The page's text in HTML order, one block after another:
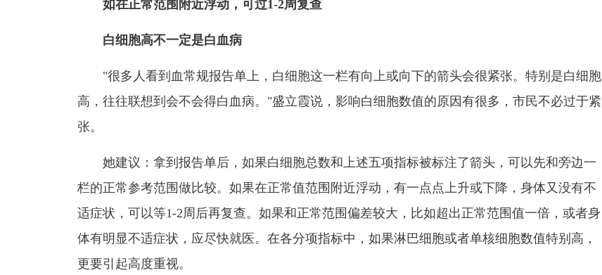
如在正常范围附近浮动，可过1-2周复查
白细胞高不一定是白血病
"很多人看到血常规报告单上，白细胞这一栏有向上或向下的箭头会很紧张。特别是白细胞
高，往往联想到会不会得白血病。"盛立霞说，影响白细胞数值的原因有很多，市民不必过于紧
张。
她建议：拿到报告单后，如果白细胞总数和上述五项指标被标注了箭头，可以先和旁边一
栏的正常参考范围做比较。如果在正常值范围附近浮动，有一点点上升或下降，身体又没有不
适症状，可以等1-2周后再复查。如果和正常范围偏差较大，比如超出正常范围值一倍，或者身
体有明显不适症状，应尽快就医。在各分项指标中，如果淋巴细胞或者单核细胞数值特别高，
更要引起高度重视。